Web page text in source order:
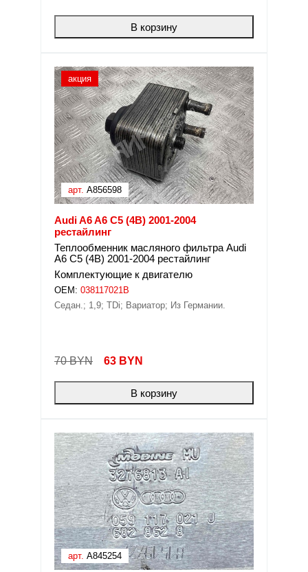
В корзину
акция
арт. A856598
Audi A6 A6 C5 (4B) 2001-2004
рестайлинг
Теплообменник масляного фильтра Audi
A6 C5 (4B) 2001-2004 рестайлинг
Комплектующие к двигателю
OEM: 038117021B
Седан.; 1,9; TDi; Вариатор; Из Германии.
70 BYN 63 BYN
В корзину
арт. A845254